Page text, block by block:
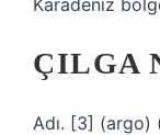
Karadeniz
ÇILGA
Adı. [3] (argo)